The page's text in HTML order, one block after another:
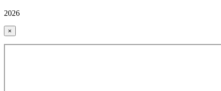
2026
×